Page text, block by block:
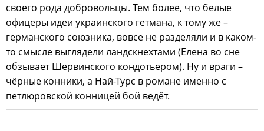
своего рода добровольцы. Тем более, что белые
офицеры идеи украинского гетмана, к тому же –
германского союзника, вовсе не разделяли и в каком-
то смысле выглядели ландскнехтами (Елена во сне
обзывает Шервинского кондотьером). Ну и враги –
чёрные конники, а Най-Турс в романе именно с
петлюровской конницей бой ведёт.